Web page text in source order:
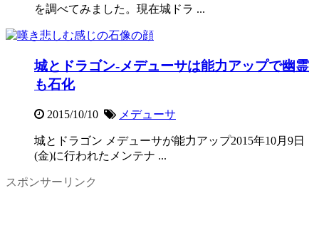
を調べてみました。現在城ドラ ...
城とドラゴン-メデューサは能力アップで幽霊
も石化
2015/10/10 メデューサ
城とドラゴン メデューサが能力アップ2015年10月9日
(金)に行われたメンテナ ...
スポンサーリンク